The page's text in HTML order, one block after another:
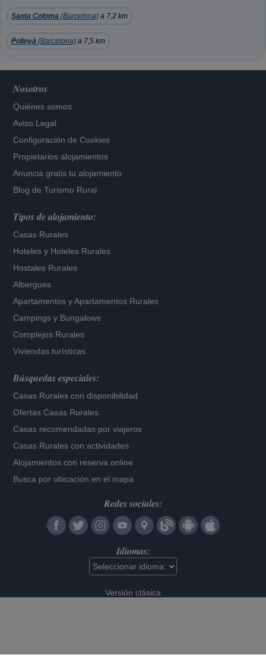
Santa Coloma (Barcelona) a 7,2 km
Polinyà (Barcelona) a 7,5 km
Nosotros
Quiénes somos
Aviso Legal
Configuración de Cookies
Propietarios alojamientos
Anuncia gratis tu alojamiento
Blog de Turismo Rural
Tipos de alojamiento:
Casas Rurales
Hoteles y Hoteles Rurales
Hostales Rurales
Albergues
Apartamentos yApartamentos Rurales
Campings y Bungalows
Complejos Rurales
Viviendas turísticas
Búsquedas especiales:
Casas Rurales con disponibilidad
Ofertas Casas Rurales
Casas recomendadas por viajeros
Casas Rurales con actividades
Alojamientos con reserva online
Busca por ubicación en el mapa
Redes sociales:
Idiomas:
Versión clásica